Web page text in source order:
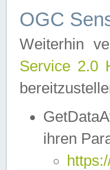
OGC
Weiterhin
Service 2.0
ihren